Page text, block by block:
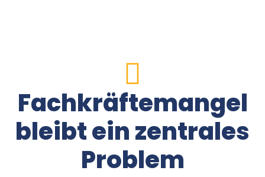
Fachkräftemangel
bleibt ein zentrales
Problem